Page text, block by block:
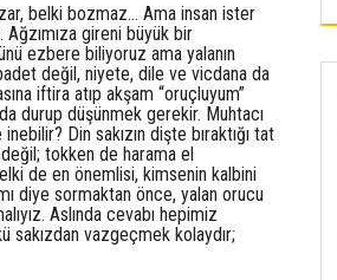
belki bozmaz… Ama insan ister
gireni büyük bir
ezbere biliyoruz ama yalanın
değil, niyete, dile ve vicdana da
iftira atıp akşam “oruçluyum”
durup düşünmek gerekir. Muhtacı
Din sakızın dişte bıraktığı tat
tokken de harama el
de en önemlisi, kimsenin kalbini
diye sormaktan önce, yalan orucu
Aslında cevabı hepimiz
sakızdan vazgeçmek kolaydır;
KAYSERI
YAPILACAK OLAN SOSYAL TESİSTE
SPOR, SAĞLIK VE EĞİTİM BİR ARADA
OLACAK!